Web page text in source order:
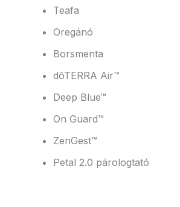
Teafa
Oregánó
Borsmenta
dōTERRA Air™
Deep Blue™
On Guard™
ZenGest™
Petal 2.0 párologtató